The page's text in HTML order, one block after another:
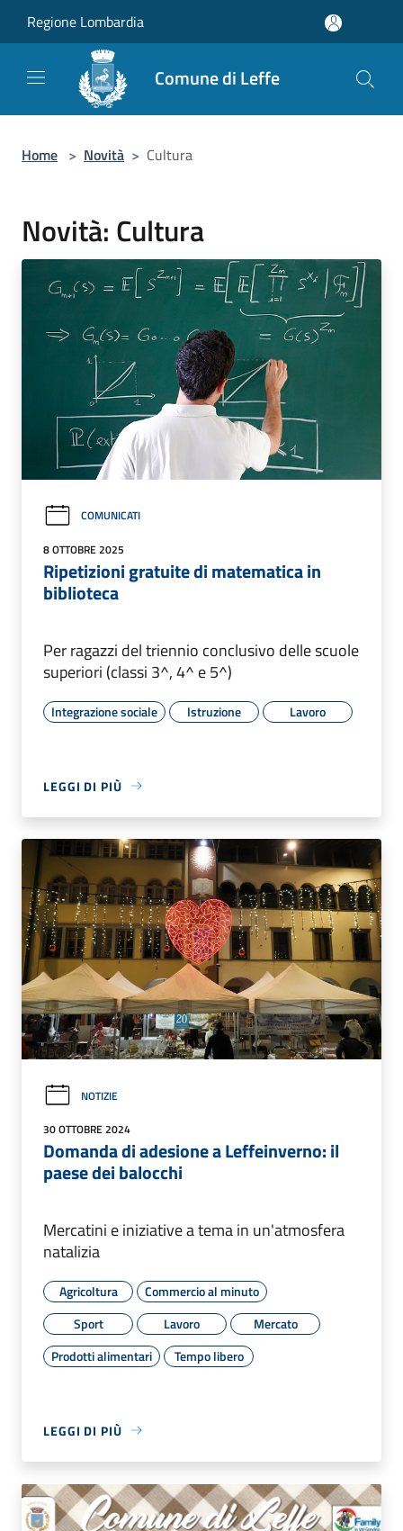
Regione Lombardia
Comune di Leffe
Home > Novità > Cultura
Novità: Cultura
COMUNICATI
8 OTTOBRE 2025
Ripetizioni gratuite di matematica in
biblioteca
Per ragazzi del triennio conclusivo delle scuole
superiori (classi 3^, 4^ e 5^)
Integrazione sociale Istruzione Lavoro
LEGGI DI PIÙ
NOTIZIE
30 OTTOBRE 2024
Domanda di adesione a Leffeinverno: il
paese dei balocchi
Mercatini e iniziative a tema in un'atmosfera
natalizia
Agricoltura
Commercio al minuto
Sport
Lavoro
Mercato
Prodotti alimentari
Tempo libero
LEGGI DI PIÙ